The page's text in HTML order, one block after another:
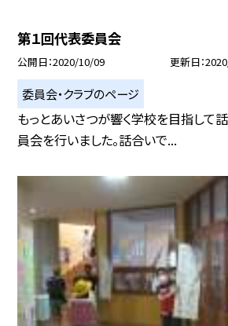
第１回代表委員会
公開日 2020/10/09 更新日
委員会・クラブのページ
もっとあいさつが響く学校を目指して
員会を行いました。話合いで...